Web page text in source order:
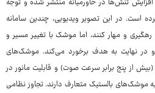
است. در این تصویر ویدیویی، چندین سامانه‌
و مهار کنند، اما موشک با تغییر مسیر و
و در نهایت به هدف برخورد می‌کند. موشک‌های
از پنج برابر سرعت صوت) و قابلیت مانور در
موشک‌های بالستیک متعارف دارند. تجاوز نظامی